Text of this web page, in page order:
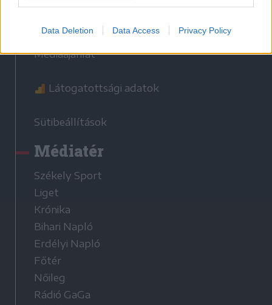
Data Deletion Data Access Privacy Policy
Székely Hírmondó archívuma
Médiaajánlat
Látogatottsági adatok
Sütibeállítások
Médiatér
Székely Sport
Liget
Krónika
Bihari Napló
Erdélyi Napló
Főtér
Nőileg
Rádió GaGa